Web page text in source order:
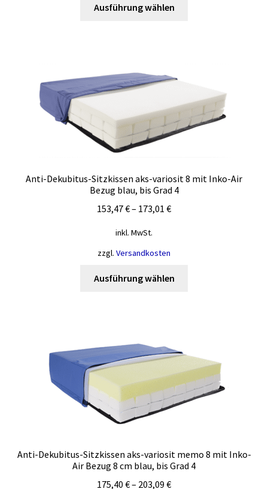
Ausführung wählen
Optionen
können
gewählt
Anti-Dekubitus-Sitzkissen aks-variosit 8 mit Inko-Air
Bezug blau, bis Grad 4
153,47€– 173,01 €
inkl. MwSt.
zzgl. Versandkosten
Ausführung wählen
Die
Optionen
können
gewählt
werden
Anti-Dekubitus-Sitzkissen aks-variosit memo 8 mit Inko-
Air Bezug 8 cm blau, bis Grad 4
175,40 €– 203,09 €